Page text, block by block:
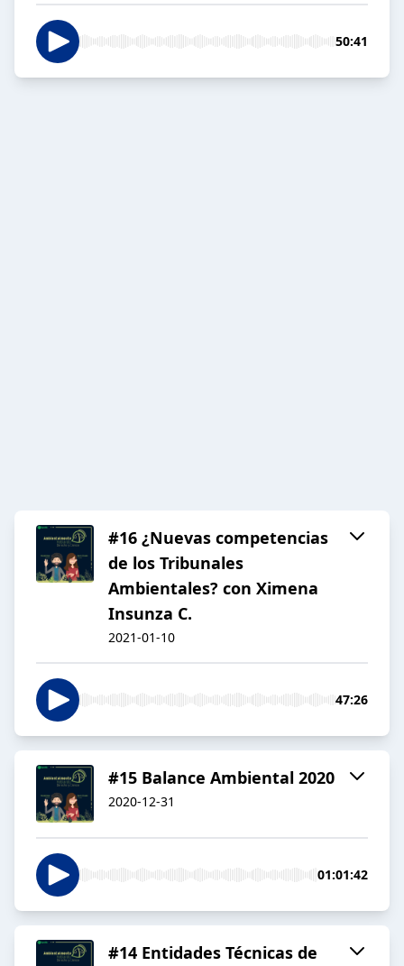
50:41
#16 ¿Nuevas competencias
de los Tribunales
Ambientales? con Ximena
Insunza C.
2021-01-10
47:26
#15 Balance Ambiental 2020
2020-12-31
01:01:42
#14 Entidades Técnicas de